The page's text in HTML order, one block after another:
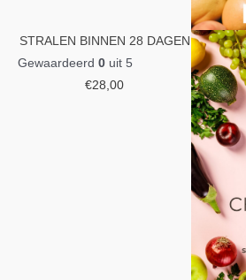
STRALEN BINNEN 28 DAGEN
Gewaardeerd 0 uit 5
€28,00